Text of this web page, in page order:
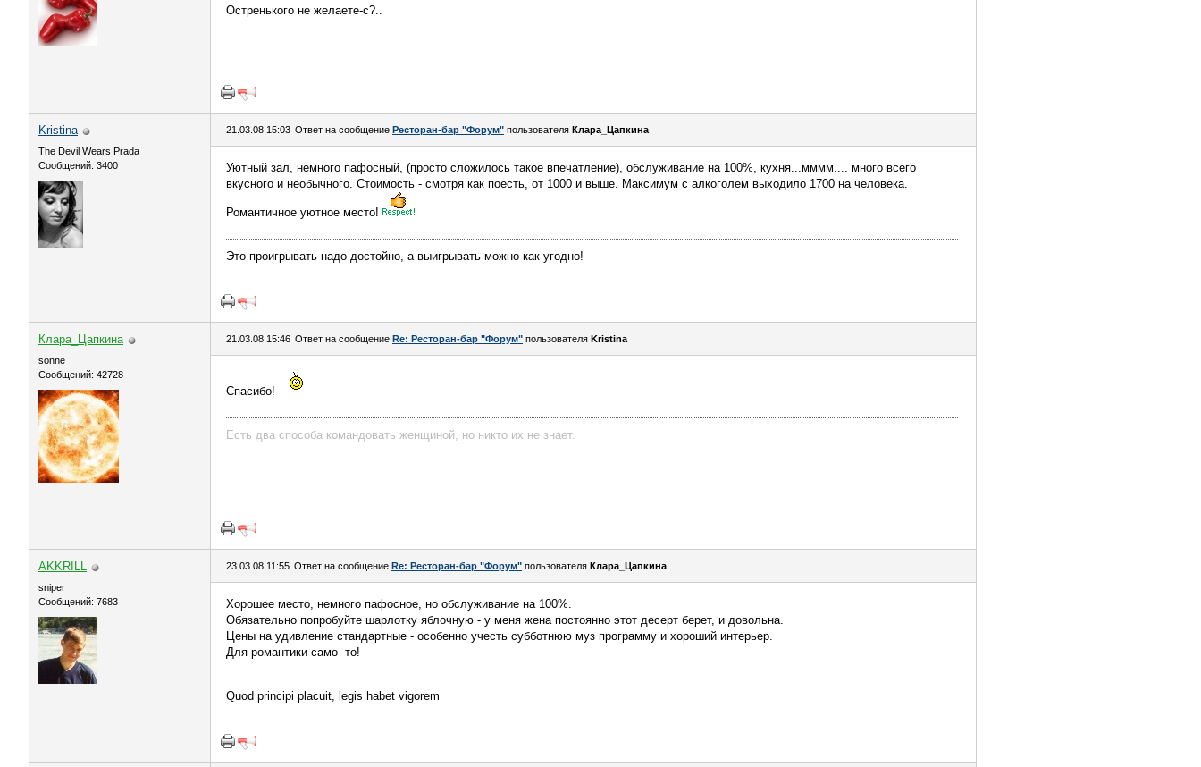
Остренького не желаете-с?..
Kristina
The Devil Wears Prada
Сообщений: 3400
21.03.08 15:03 Ответ на сообщение Ресторан-бар "Форум" пользователя Клара_Цапкина
Уютный зал, немного пафосный, (просто сложилось такое впечатление), обслуживание на 100%, кухня...мммм.... много всего
вкусного и необычного. Стоимость - смотря как поесть, от 1000 и выше. Максимум с алкоголем выходило 1700 на человека.
Романтичное уютное место!
Это проигрывать надо достойно, а выигрывать можно как угодно!
Клара_Цапкина
sonne
Сообщений: 42728
21.03.08 15:46 Ответ на сообщение Re: Ресторан-бар "Форум" пользователя Kristina
Спасибо!
Есть два способа командовать женщиной, но никто их не знает.
AKKRILL
sniper
Сообщений: 7683
23.03.08 11:55 Ответ на сообщение Re: Ресторан-бар "Форум" пользователя Клара_Цапкина
Хорошее место, немного пафосное, но обслуживание на 100%.
Обязательно попробуйте шарлотку яблочную - у меня жена постоянно этот десерт берет, и довольна.
Цены на удивление стандартные - особенно учесть субботнюю муз программу и хороший интерьер.
Для романтики само -то!
Quod principi placuit, legis habet vigorem